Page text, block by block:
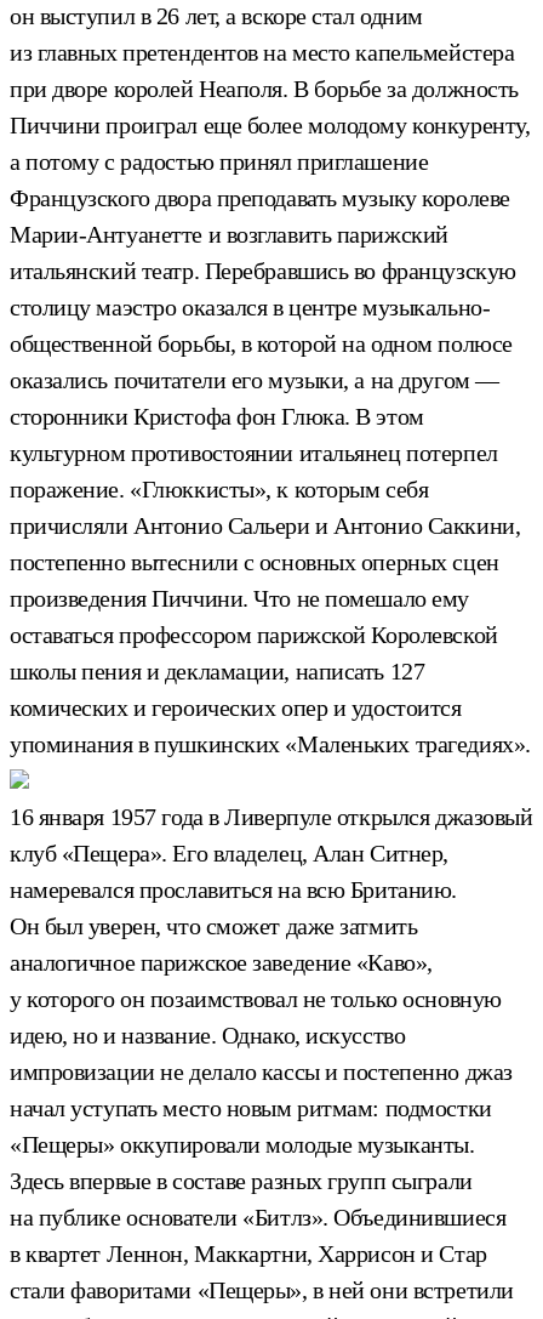
он выступил в 26 лет, а вскоре стал одним
из главных претендентов на место капельмейстера
при дворе королей Неаполя. В борьбе за должность
Пиччини проиграл еще более молодому конкуренту,
а потому с радостью принял приглашение
Французского двора преподавать музыку королеве
Марии-Антуанетте и возглавить парижский
итальянский театр. Перебравшись во французскую
столицу маэстро оказался в центре музыкально-
общественной борьбы, в которой на одном полюсе
оказались почитатели его музыки, а на другом —
сторонники Кристофа фон Глюка. В этом
культурном противостоянии итальянец потерпел
поражение. «Глюккисты», к которым себя
причисляли Антонио Сальери и Антонио Саккини,
постепенно вытеснили с основных оперных сцен
произведения Пиччини. Что не помешало ему
оставаться профессором парижской Королевской
школы пения и декламации, написать 127
комических и героических опер и удостоится
упоминания в пушкинских «Маленьких трагедиях».
16 января 1957 года в Ливерпуле открылся джазовый
клуб «Пещера». Его владелец, Алан Ситнер,
намеревался прославиться на всю Британию.
Он был уверен, что сможет даже затмить
аналогичное парижское заведение «Каво»,
у которого он позаимствовал не только основную
идею, но и название. Однако, искусство
импровизации не делало кассы и постепенно джаз
начал уступать место новым ритмам: подмостки
«Пещеры» оккупировали молодые музыканты.
Здесь впервые в составе разных групп сыграли
на публике основатели «Битлз». Объединившиеся
в квартет Леннон, Маккартни, Харрисон и Стар
стали фаворитами «Пещеры», в ней они встретили